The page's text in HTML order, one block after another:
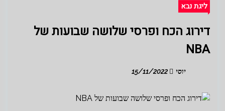
ליגת נבא
דירוג הכח ופרסי שלושה שבועות של
NBA
יוסי